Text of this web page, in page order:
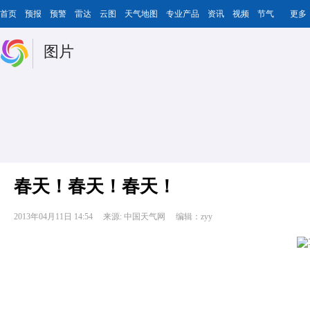
首页 预报 预警 雷达 云图 天气地图 专业产品 资讯 视频 节气 更多
图片
春天！春天！春天！
2013年04月11日 14:54 来源: 中国天气网 编辑：zyy